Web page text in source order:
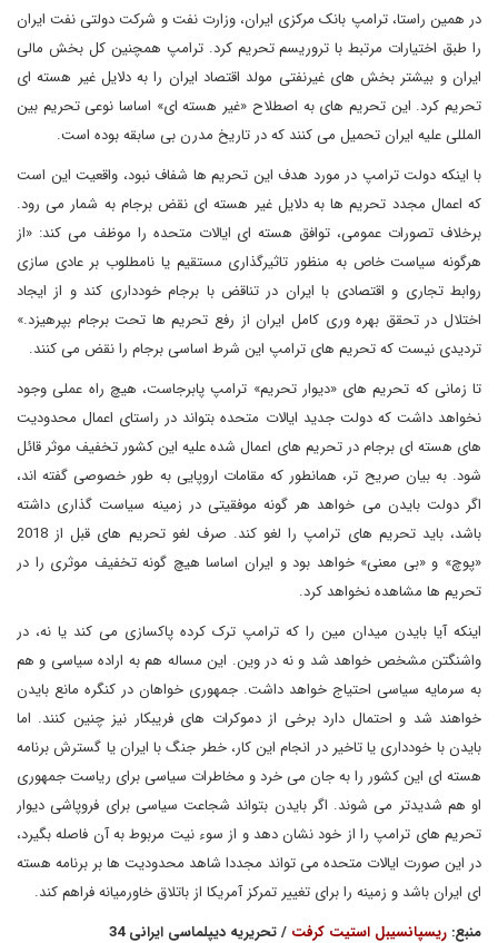
در همین راستا، ترامپ بانک مرکزی ایران، وزارت نفت و شرکت دولتی نفت ایران
را طبق اختیارات مرتبط با تروریسم تحریم کرد. ترامپ همچنین کل بخش مالی
ایران و بیشتر بخش های غیرنفتی مولد اقتصاد ایران را به دلایل غیر هسته ای
تحریم کرد. این تحریم های به اصطلاح «غیر هسته ای» اساسا نوعی تحریم بین
المللی علیه ایران تحمیل می کنند که در تاریخ مدرن بی سابقه بوده است.
با اینکه دولت ترامپ در مورد هدف این تحریم ها شفاف نبود، واقعیت این است
که اعمال مجدد تحریم ها به دلایل غیر هسته ای نقض برجام به شمار می رود.
برخلاف تصورات عمومی، توافق هسته ای ایالات متحده را موظف می کند: «از
هرگونه سیاست خاص به منظور تاثیرگذاری مستقیم یا نامطلوب بر عادی سازی
روابط تجاری و اقتصادی با ایران در تناقض با برجام خودداری کند و از ایجاد
اختلال در تحقق بهره وری کامل ایران از رفع تحریم ها تحت برجام بپرهیزد.»
تردیدی نیست که تحریم های ترامپ این شرط اساسی برجام را نقض می کنند.
تا زمانی که تحریم های «دیوار تحریم» ترامپ پابرجاست، هیچ راه عملی وجود
نخواهد داشت که دولت جدید ایالات متحده بتواند در راستای اعمال محدودیت
های هسته ای برجام در تحریم های اعمال شده علیه این کشور تخفیف موثر قائل
شود. به بیان صریح تر، همانطور که مقامات اروپایی به طور خصوصی گفته اند،
اگر دولت بایدن می خواهد هر گونه موفقیتی در زمینه سیاست گذاری داشته
باشد، باید تحریم های ترامپ را لغو کند. صرف لغو تحریم های قبل از 2018
«پوچ» و «بی معنی» خواهد بود و ایران اساسا هیچ گونه تخفیف موثری را در
تحریم ها مشاهده نخواهد کرد.
اینکه آیا بایدن میدان مین را که ترامپ ترک کرده پاکسازی می کند یا نه، در
واشنگتن مشخص خواهد شد و نه در وین. این مساله هم به اراده سیاسی و هم
به سرمایه سیاسی احتیاج خواهد داشت. جمهوری خواهان در کنگره مانع بایدن
خواهند شد و احتمال دارد برخی از دموکرات های فریبکار نیز چنین کنند. اما
بایدن با خودداری یا تاخیر در انجام این کار، خطر جنگ با ایران یا گسترش برنامه
هسته ای این کشور را به جان می خرد و مخاطرات سیاسی برای ریاست جمهوری
او هم شدیدتر می شوند. اگر بایدن بتواند شجاعت سیاسی برای فروپاشی دیوار
تحریم های ترامپ را از خود نشان دهد و از سوء نیت مربوط به آن فاصله بگیرد،
در این صورت ایالات متحده می تواند مجددا شاهد محدودیت ها بر برنامه هسته
ای ایران باشد و زمینه را برای تغییر تمرکز آمریکا از باتلاق خاورمیانه فراهم کند.
منبع: ریسپانسیبل استیت کرفت / تحریریه دیپلماسی ایرانی 34